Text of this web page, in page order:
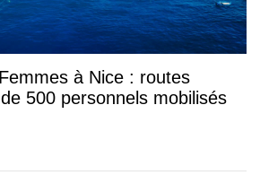
à Nice : routes
500 personnels mobilisés